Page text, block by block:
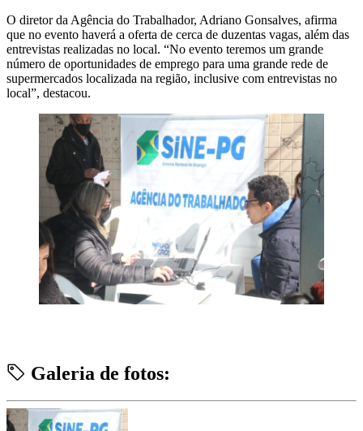
O diretor da Agência do Trabalhador, Adriano Gonsalves, afirma
que no evento haverá a oferta de cerca de duzentas vagas, além das
entrevistas realizadas no local. “No evento teremos um grande
número de oportunidades de emprego para uma grande rede de
supermercados localizada na região, inclusive com entrevistas no
local”, destacou.
Galeria de fotos: